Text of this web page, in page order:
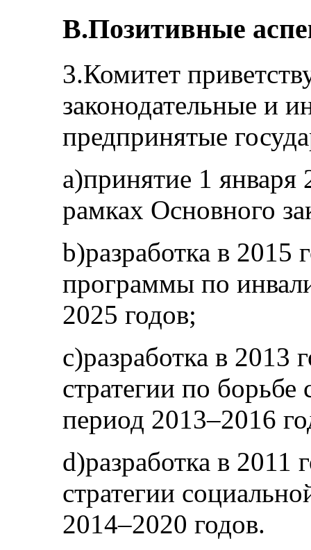
B.Позитивные
3.Комитет
законодательные и
предпринятые
a)принятие 1 января
рамках Основного
b)разработка в 2015
программы по
2025 годов;
c)разработка в 2013
стратегии по
период 2013–2016
d)разработка в 2011
стратегии
2014–2020 годов.